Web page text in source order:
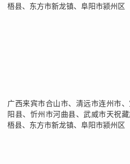
梧县、东方市新龙镇、阜阳市颍州区
广西来宾市合山市、清远市连州市
阳县、忻州市河曲县、武威市天祝
梧县、东方市新龙镇、阜阳市颍州区